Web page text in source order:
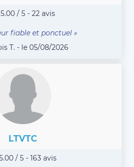
5.00 / 5 - 22 avis
fiable et ponctuel »
T. - le 05/08/2026
LTVTC
/ 5 - 163 avis